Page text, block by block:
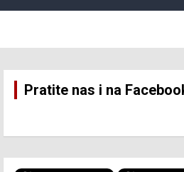
Pratite nas i na